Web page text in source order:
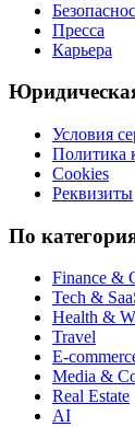
Пресса
Карьера
Условия
Политика
Cookies
Реквизиты
По
Finance &
Tech &
Health &
Travel
E-
Media &
Real Estate
AI